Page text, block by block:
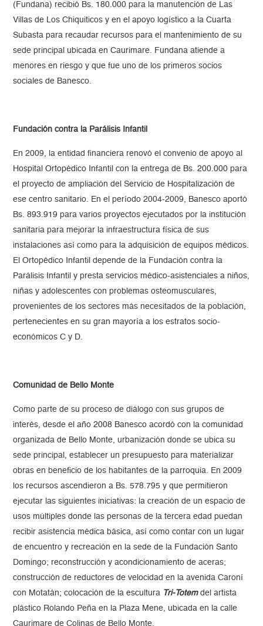
(Fundana) recibió Bs. 180.000 para la manutención de Las
Villas de Los Chiquiticos y en el apoyo logístico a la Cuarta
Subasta para recaudar recursos para el mantenimiento de su
sede principal ubicada en Caurimare. Fundana atiende a
menores en riesgo y que fue uno de los primeros socios
sociales de Banesco.
Fundación contra la Parálisis Infantil
En 2009, la entidad financiera renovó el convenio de apoyo al
Hospital Ortopédico Infantil con la entrega de Bs. 200.000 para
el proyecto de ampliación del Servicio de Hospitalización de
ese centro sanitario. En el período 2004-2009, Banesco aportó
Bs. 893.919 para varios proyectos ejecutados por la institución
sanitaria para mejorar la infraestructura física de sus
instalaciones así como para la adquisición de equipos médicos.
El Ortopédico Infantil depende de la Fundación contra la
Parálisis Infantil y presta servicios médico-asistenciales a niños,
niñas y adolescentes con problemas osteomusculares,
provenientes de los sectores más necesitados de la población,
pertenecientes en su gran mayoría a los estratos socio-
económicos C y D.
Comunidad de Bello Monte
Como parte de su proceso de diálogo con sus grupos de
interés, desde el año 2008 Banesco acordó con la comunidad
organizada de Bello Monte, urbanización donde se ubica su
sede principal, establecer un presupuesto para materializar
obras en beneficio de los habitantes de la parroquia. En 2009
los recursos ascendieron a Bs. 578.795 y que permitieron
ejecutar las siguientes iniciativas: la creación de un espacio de
usos múltiples donde las personas de la tercera edad puedan
recibir asistencia médica básica, así como contar con un lugar
de encuentro y recreación en la sede de la Fundación Santo
Domingo; reconstrucción y acondicionamiento de aceras;
construcción de reductores de velocidad en la avenida Caroní
con Motatán; colocación de la escultura Tri-Totemdel artista
plástico Rolando Peña en la Plaza Mene, ubicada en la calle
Caurimare de Colinas de Bello Monte.